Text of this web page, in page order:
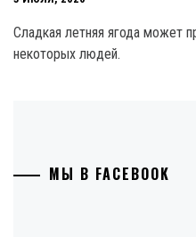
Сладкая летняя ягода может
некоторых людей.
МЫ В FACEBOOK